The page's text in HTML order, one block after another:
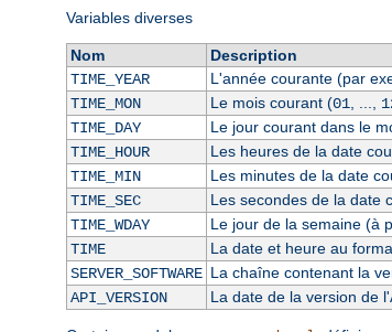
Variables diverses
Nom
Description
TIME_YEAR
L'année courante (par
TIME_MON
Le mois courant (01
TIME_DAY
Le jour courant dans le
TIME_HOUR
Les heures de la date
TIME_MIN
Les minutes de la date
TIME_SEC
Les secondes de la date
TIME_WDAY
Le jour de la semaine (à
TIME
La date et heure au
SERVER_SOFTWARE La chaîne contenant la
API_VERSION
La date de la version de